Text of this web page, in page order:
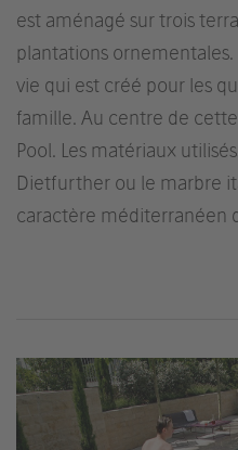
est aménagé sur trois
plantations ornementales.
vie qui est créé pour les
famille. Au centre de
Pool. Les matériaux
Dietfurther ou le marbre
caractère méditerranéen